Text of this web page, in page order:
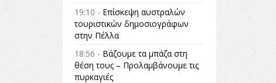
19:10 - Επίσκεψη αυστραλών
τουριστικών δημοσιογράφων
στην Πέλλα
18:56 - Βάζουμε τα μπάζα στη
θέση τους – Προλαμβάνουμε τις
πυρκαγιές